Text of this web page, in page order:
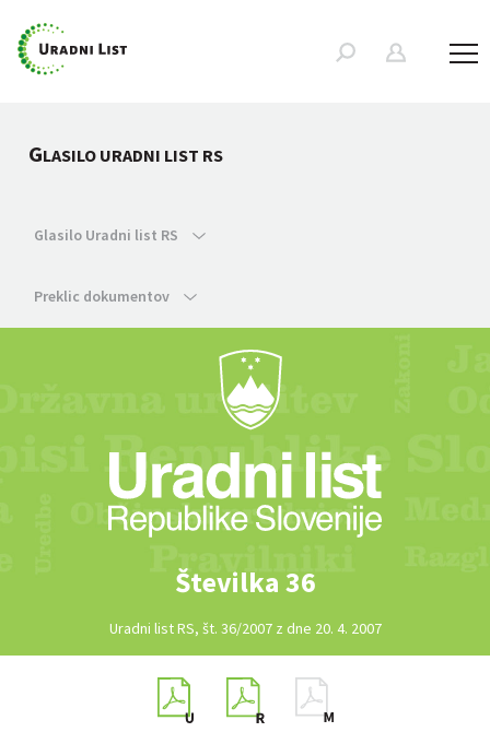
GLASILO URADNI LIST RS
Glasilo Uradni list RS
Preklic dokumentov
Številka 36
Uradni list RS, št. 36/2007 z dne 20. 4. 2007